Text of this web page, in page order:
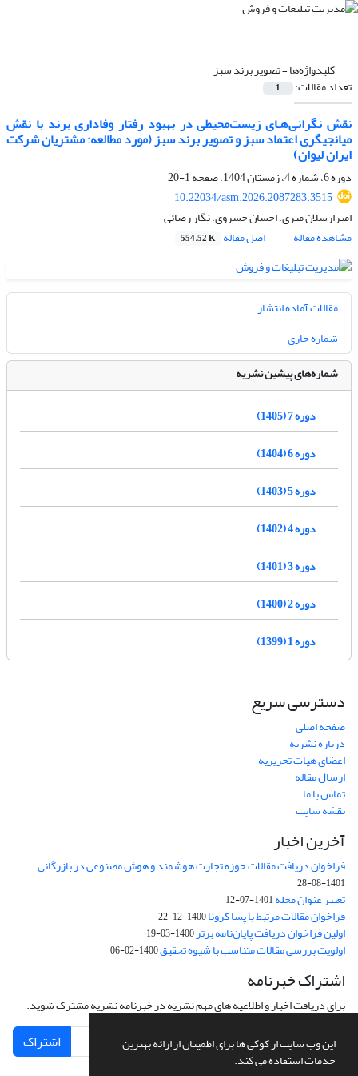
این وب سایت از کوکی ها برای اطمینان از ارائه بهترین
خدمات استفاده می کند.
کلیدواژه‌ها =تصویر برند سبز
تعداد مقالات: 1
نقش نگرانی‌‌هـای زیست‌محیطی‌ در بهبود رفتار وفاداری برند با نقش
میانجیگری اعتماد سبز و تصویر برند سبز (مورد مطالعه: مشتریان شرکت
ایران لیوان)
دوره 6، شماره 4، زمستان 1404، صفحه
1-20
10.22034/asm.2026.2087283.3515
امیرارسلان میری، احسان خسروی، نگار رضائی
مشاهده مقاله
اصل مقاله 554.52 K
مقالات آماده انتشار
شماره جاری
شماره‌های پیشین نشریه
دوره 7 (1405)
دوره 6 (1404)
دوره 5 (1403)
دوره 4 (1402)
دوره 3 (1401)
دوره 2 (1400)
دوره 1 (1399)
دسترسی سریع
صفحه اصلی
درباره نشریه
اعضای هیات تحریریه
ارسال مقاله
تماس با ما
نقشه سایت
آخرین اخبار
فراخوان دریافت مقالات حوزه تجارت هوشمند و هوش مصنوعی در بازرگانی
1401-08-28
تغییر عنوان مجله1401-07-12
فراخوان مقالات مرتبط با پسا کرونا1400-12-22
اولین فراخوان دریافت پایان‌نامه برتر1400-03-19
اولویت بررسی مقالات متناسب با شیوه تحقیق1400-02-06
اشتراک خبرنامه
برای دریافت اخبار و اطلاعیه های مهم نشریه در خبرنامه نشریه مشترک شوید.
اشتراک